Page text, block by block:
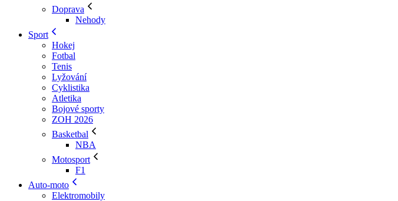
Doprava
Nehody
Sport
Hokej
Fotbal
Tenis
Lyžování
Cyklistika
Atletika
Bojové sporty
ZOH 2026
Basketbal
NBA
Motosport
F1
Auto-moto
Elektromobily